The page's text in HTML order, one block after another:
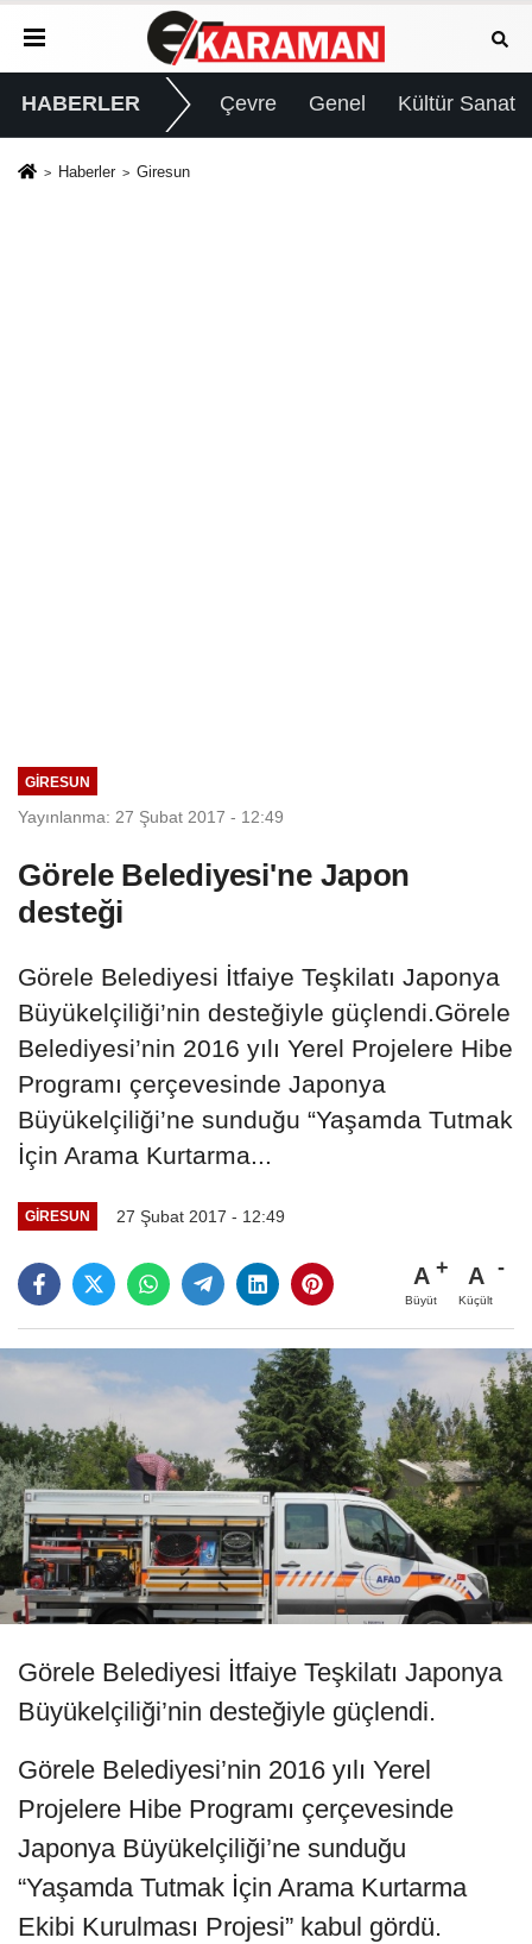
HABERLER Çevre Genel Kültür Sanat
Haberler Giresun
GIRESUN
Yayınlanma: 27 Şubat 2017 - 12:49
Görele Belediyesi'ne Japon
desteği
Görele Belediyesi İtfaiye Teşkilatı Japonya
Büyükelçiliği’nin desteğiyle güçlendi.Görele
Belediyesi’nin 2016 yılı Yerel Projelere Hibe
Programı çerçevesinde Japonya
Büyükelçiliği’ne sunduğu “Yaşamda Tutmak
İçin Arama Kurtarma...
GIRESUN 27 Şubat 2017 - 12:49
A
Büyüt
A
Küçült
Görele Belediyesi İtfaiye Teşkilatı Japonya
Büyükelçiliği’nin desteğiyle güçlendi.
Görele Belediyesi’nin 2016 yılı Yerel
Projelere Hibe Programı çerçevesinde
Japonya Büyükelçiliği’ne sunduğu
“Yaşamda Tutmak İçin Arama Kurtarma
Ekibi Kurulması Projesi” kabul gördü.